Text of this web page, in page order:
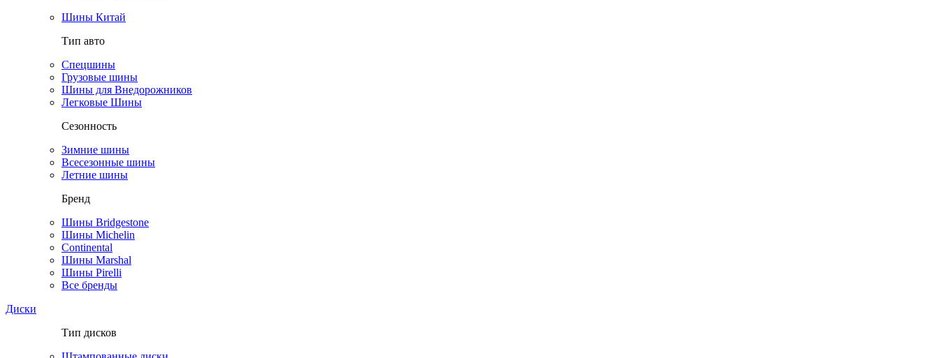
Шины Китай
Тип авто
Спецшины
Грузовые шины
Шины для Внедорожников
Легковые Шины
Сезонность
Зимние шины
Всесезонные шины
Летние шины
Бренд
Шины Bridgestone
Шины Michelin
Continental
Шины Marshal
Шины Pirelli
Все бренды
Диски
Тип дисков